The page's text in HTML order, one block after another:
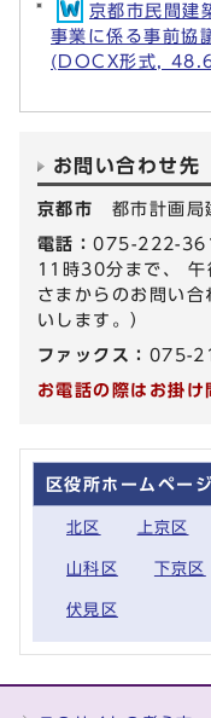
京都市民間建
事業に係る事前協
(DOCX形式,
お問い合わせ先
京都市 都市計画局
電話：075-222-
11時30分まで、 午
さまからのお問い
いします。）
ファックス： 075-
お電話の際はお掛け
区役所ホームページ
北区 上京区
山科区 下京区
伏見区